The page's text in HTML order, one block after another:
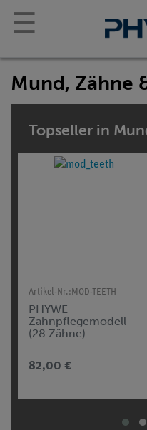
☰
Mund, Zähne
Topseller in
Artikel-Nr.: MOD-TEETH
PHYWE
Zahnpflegemodell
(28 Zähne)
82,00 €